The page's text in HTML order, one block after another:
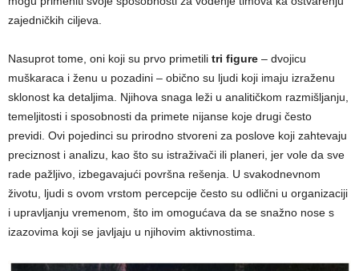
zajedničkih ciljeva.
Nasuprot tome, oni koji su prvo primetili tri figure – dvojicu
muškaraca i ženu u pozadini – obično su ljudi koji imaju izraženu
sklonost ka detaljima. Njihova snaga leži u analitičkom razmišljanju,
temeljitosti i sposobnosti da primete nijanse koje drugi često
previdi. Ovi pojedinci su prirodno stvoreni za poslove koji zahtevaju
preciznost i analizu, kao što su istraživači ili planeri, jer vole da sve
rade pažljivo, izbegavajući površna rešenja. U svakodnevnom
životu, ljudi s ovom vrstom percepcije često su odlični u organizaciji
i upravljanju vremenom, što im omogućava da se snažno nose s
izazovima koji se javljaju u njihovim aktivnostima.